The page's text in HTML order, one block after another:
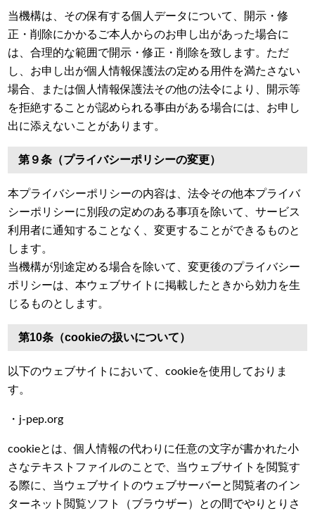
当機構は、その保有する個人データについて、開示・修
正・削除にかかるご本人からのお申し出があった場合に
は、合理的な範囲で開示・修正・削除を致します。ただ
し、お申し出が個人情報保護法の定める用件を満たさない
場合、または個人情報保護法その他の法令により、開示等
を拒絶することが認められる事由がある場合には、お申し
出に添えないことがあります。
第９条（プライバシーポリシーの変更）
本プライバシーポリシーの内容は、法令その他本プライバ
シーポリシーに別段の定めのある事項を除いて、サービス
利用者に通知することなく、変更することができるものと
します。
当機構が別途定める場合を除いて、変更後のプライバシー
ポリシーは、本ウェブサイトに掲載したときから効力を生
じるものとします。
第10条（cookieの扱いについて）
以下のウェブサイトにおいて、cookieを使用しておりま
す。
・j-pep.org
cookieとは、個人情報の代わりに任意の文字が書かれた小
さなテキストファイルのことで、当ウェブサイトを閲覧す
る際に、当ウェブサイトのウェブサーバーと閲覧者のイン
ターネット閲覧ソフト（ブラウザー）との間でやりとりさ